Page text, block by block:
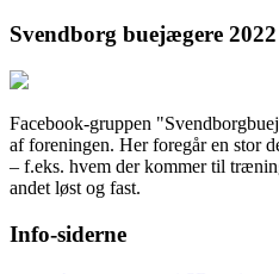
Svendborg buejægere 2022
Facebook-gruppen
af foreningen. Her foregår en stor
– f.eks. hvem der kommer til
andet løst og fast.
Info-siderne